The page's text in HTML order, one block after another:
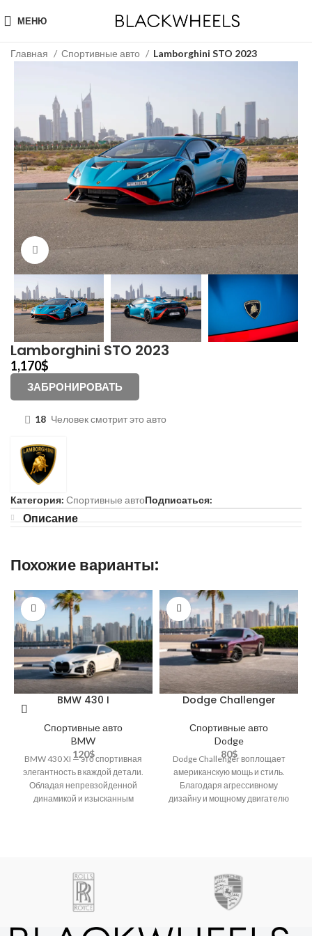
МЕНЮ
Главная Спортивные авто Lamborghini STO 2023
Click to enlarge
Lamborghini STO 2023
1,170$
ЗАБРОНИРОВАТЬ
18 Человек смотрит это авто
Категория: Спортивные автоПодписаться:
Описание
Похожие варианты:
BMW 430 I
Спортивные авто
BMW
120$
BMW 430 XI — это спортивная
элегантность в каждой детали.
Обладая непревзойденной
динамикой и изысканным
Dodge Challenger
Спортивные авто
Dodge
80$
Dodge Challenger воплощает
американскую мощь и стиль.
Благодаря агрессивному
дизайну и мощному двигателю